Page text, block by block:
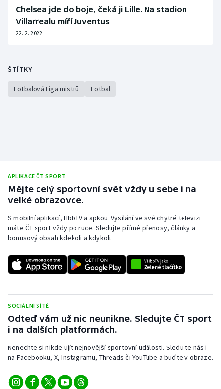
Stolní tenis
Veslování
Vodní slalom
Chelsea jde do boje, čeká ji Lille. Na stadion
Villarrealu míří Juventus
22. 2. 2022
ŠTÍTKY
Fotbalová Liga mistrů Fotbal
APLIKACE ČT SPORT
Mějte celý sportovní svět vždy u sebe i na
velké obrazovce.
S mobilní aplikací, HbbTV a apkou iVysílání ve své chytré televizi
máte ČT sport vždy po ruce. Sledujte přímé přenosy, články a
bonusový obsah kdekoli a kdykoli.
SOCIÁLNÍ SÍTĚ
Odteď vám už nic neunikne. Sledujte ČT sport
i na dalších platformách.
Nenechte si nikde ujít nejnovější sportovní události. Sledujte nás i
na Facebooku, X, Instagramu, Threads či YouTube a buďte v obraze.